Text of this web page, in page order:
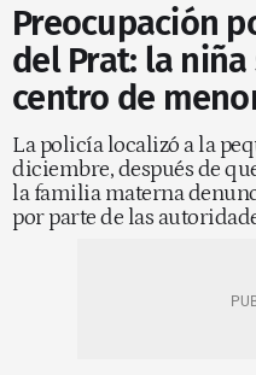
Preocupación
del Prat: la
centro de
La policía localizó a la
diciembre, después de
la familia materna
por parte de las